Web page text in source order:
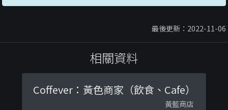
最後更新：2022-11-06
相關資料
Coffever：黃色商家（飲食、Cafe）
黃藍商店